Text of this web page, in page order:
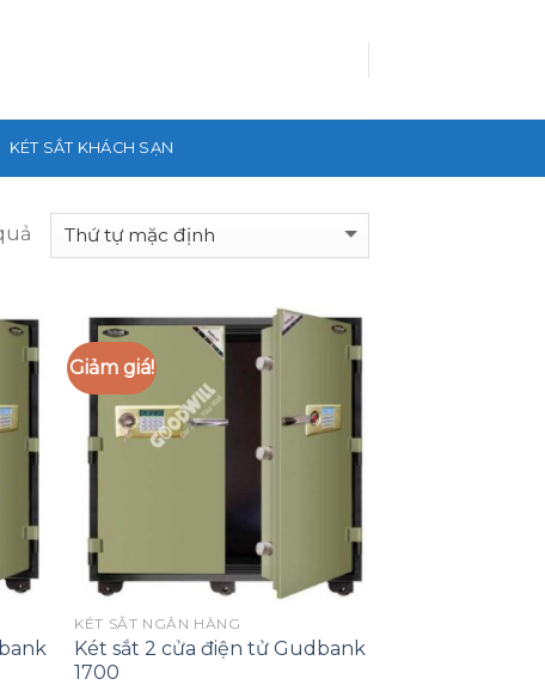
KÉT SẮT KHÁCH SẠN
Giảm giá!
KÉT SẮT NGÂN HÀNG
Két sắt 2 cửa điện tử Gudbank
1700